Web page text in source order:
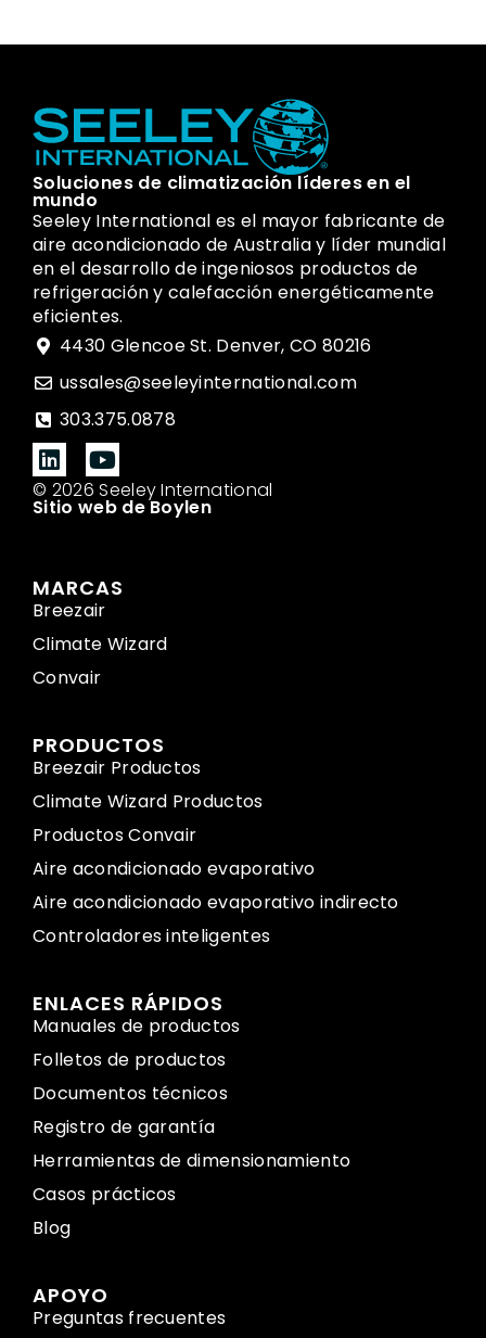
Soluciones de climatización líderes en el
mundo
Seeley International es el mayor fabricante de
aire acondicionado de Australia y líder mundial
en el desarrollo de ingeniosos productos de
refrigeración y calefacción energéticamente
eficientes.
4430 Glencoe St. Denver, CO 80216
ussales@seeleyinternational.com
303.375.0878
© 2026 Seeley International
Sitio web de Boylen
MARCAS
Breezair
Climate Wizard
Convair
PRODUCTOS
Breezair Productos
Climate Wizard Productos
Productos Convair
Aire acondicionado evaporativo
Aire acondicionado evaporativo indirecto
Controladores inteligentes
ENLACES RÁPIDOS
Manuales de productos
Folletos de productos
Documentos técnicos
Registro de garantía
Herramientas de dimensionamiento
Casos prácticos
Blog
APOYO
Preguntas frecuentes